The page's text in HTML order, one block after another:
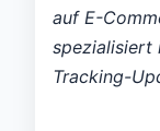
auf E-
spezialisiert
Tracking-